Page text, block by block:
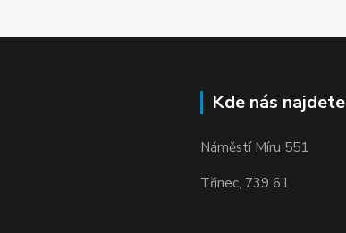
Kde nás najdete
Náměstí Míru 551
Třinec, 739 61